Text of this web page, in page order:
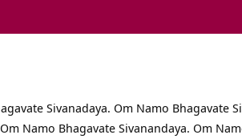
Sivanadaya. Om Namo Bhagavate
Namo Bhagavate Sivanandaya. Om